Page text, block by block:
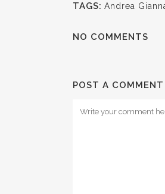
TAGS: Andrea
NO COMMENTS
POST A COMMENT